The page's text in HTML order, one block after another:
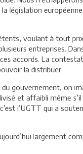
législation
voulant à tout
entreprises.
accords. La
la distribuer.
gouvernement, on
et affaibli même
l’UGTT qui a
largement